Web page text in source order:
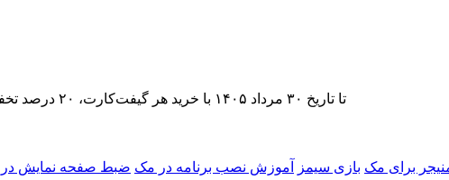
تا تاریخ ۳۰ مرداد ۱۴۰۵ با خرید هر گیفت‌کارت، ۲۰ درصد تخفیف اشتراک اپ‌استور مک نید را دریافت کنید.
منیجر برای مک بازی سیمز آموزش نصب برنامه در مک ضبط صفحه نمایش